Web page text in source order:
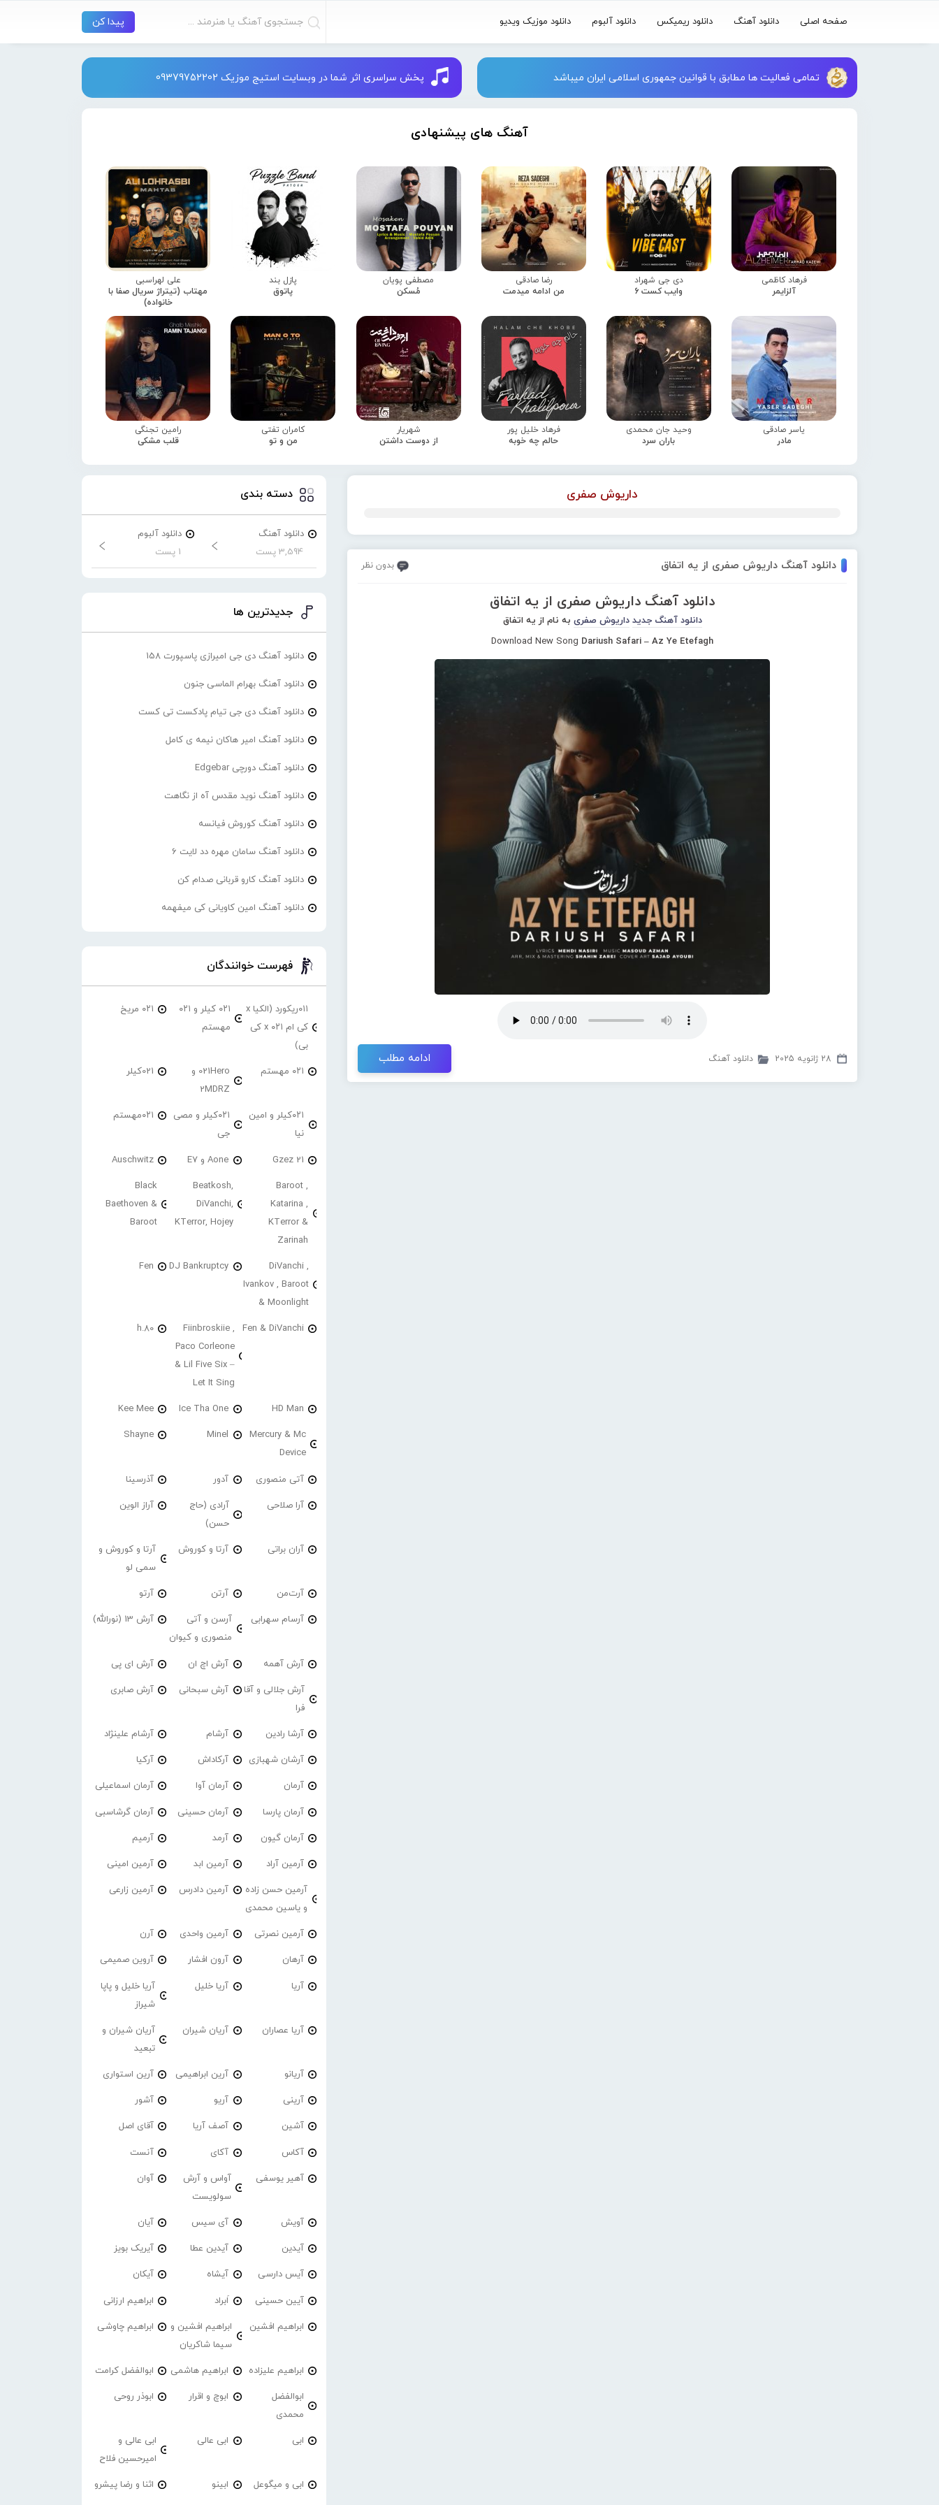
صفحه اصلی دانلود آهنگ دانلود ریمیکس دانلود آلبوم دانلود موزیک ویدیو
تمامی فعالیت ها مطابق با قوانین جمهوری اسلامی ایران میباشد پخش سراسری اثر شما در وبسایت استیج موزیک 09379752202
آهنگ های پیشنهادی
فرهاد کاظمی
آلزایمر
دی جی شهراد
وایب کست 6
رضا صادقی
من ادامه میدمت
مصطفی پویان
مُسکن
پازل بند
پاتوق
علی لهراسبی
مهتاب (تیتراژ سریال صفا با
خانواده)
یاسر صادقی
مادر
وحید جان محمدی
باران سرد
فرهاد خلیل پور
حالم چه خوبه
شهریار
از دوست داشتن
کامران تفتی
من و تو
رامین تجنگی
قلب مشکی
داریوش صفری
دانلود آهنگ داریوش صفری از یه اتفاق بدون نظر
دانلود آهنگ داریوش صفری از یه اتفاق
دانلود آهنگ جدید داریوش صفری به نام از یه اتفاق
Download New Song Dariush Safari – Az Ye Etefagh
28 ژانویه 2025 دانلود آهنگ ادامه مطلب
دسته بندی
دانلود آهنگ
3,594 پست
دانلود آلبوم
1 پست
جدیدترین ها
دانلود آهنگ دی جی امیرازی پاسپورت 158
دانلود آهنگ بهرام الماسی جنون
دانلود آهنگ دی جی تیام پادکست تی کست
دانلود آهنگ امیر هاکان نیمه ی کامل
دانلود آهنگ دورچی Edgebar
دانلود آهنگ نوید مقدس آه از نگاهت
دانلود آهنگ کوروش فیانسه
دانلود آهنگ سامان مهره دد لایت 6
دانلود آهنگ کارو قربانی صدام کن
دانلود آهنگ امین کاویانی کی میفهمه
فهرست خوانندگان
۰۱۱ریکورد (الکیا x
کی ام ۰۲۱ x کی
بی)
۰۲۱ کیلر و ۰۲۱
مهستم
۰۲۱ مریخ
۰۲۱ مهستم
021Hero و
2MDRZ
021کیلر
۰۲۱کیلر و امین
نیا
۰۲۱کیلر و مصی
جی
۰۲۱مهستم
21 Gzez Aone و E7 Auschwitz
Baroot ,
Katarina ,
KTerror &
Zarinah
Beatkosh,
DiVanchi,
KTerror, Hojey
Black
Baethoven &
Baroot
DiVanchi ,
Ivankov , Baroot
& Moonlight
DJ Bankruptcy
Fen
Fen & DiVanchi
Fiinbroskiie ,
Paco Corleone
& Lil Five Six –
Let It Sing
h.80
HD Man
Ice Tha One
Kee Mee
Mercury & Mc
Device
Minel
Shayne
آتی منصوری آدور آذرسینا
آرا صلاحی
آرادی (حاج
حسن)
آراز الوین
آران براتی آرتا و کوروش
آرتا و کوروش و
سمی لو
آرت‌من آرتن آرتو
آرسام سهرابی
آرسن و آتی
منصوری و کیوان
آرش 13 (نورالله)
آرش آهمه آرش اچ ان آرش ای پی
آرش جلالی و آقا
فرا
آرش سبحانی آرش صابری
آرشا رادین آرشام آرشام علینژاد
آرشان شهبازی آرکاداش آرکیا
آرمان آرمان آوا آرمان اسماعیلی
آرمان پارسا آرمان حسینی آرمان گرشاسبی
آرمان گیون آرمد آرمیم
آرمین آراد آرمین ابد آرمین امینی
آرمین حسن زاده
و یاسین محمدی
آرمین دادرس آرمین زارعی
آرمین نصرتی آرمین واحدی آرن
آرهان آرون افشار آروین صمیمی
آریا آریا خلیل
آریا خلیل و پاپا
شیراز
آریا عصاران آریان شیران
آریان شیران و
تبعید
آریانو آرین ابراهیمی آرین استواری
آرینی آریو آشور
آشین آصف آریا آقای اصل
آکاس آکای آنست
آهیر یوسفی
آواس و آرش
سولویست
آوان
آویش آی سیس آیان
آیدین آیدین عطا آیریک بویز
آیس دارسی آیشاه آیکان
آیین حسینی اَبراد ابراهیم ارزانی
ابراهیم افشین
ابراهیم افشین و
سیما شاکریان
ابراهیم چاوشی
ابراهیم علیزاده ابراهیم هاشمی ابوالفضل کرامت
ابوالفضل
محمدی
ابوچ و اقرار ابوذر روحی
ابی ابی عالی
ابی عالی و
امیرحسین فلاح
ابی و میگوعل ابینو اثنا و رضا پیشرو